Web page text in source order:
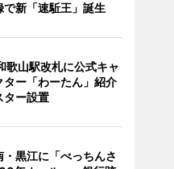
で新「速駈王」誕生
歌山駅改札に公式キャ
ター「わーたん」紹介
ター設置
・黒江に「べっちんさ